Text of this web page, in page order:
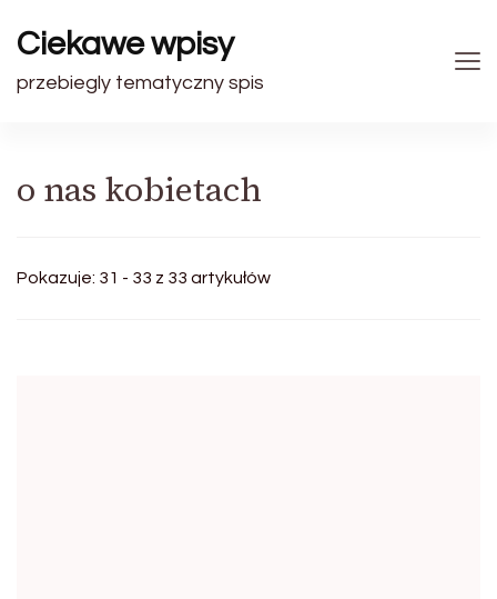
Ciekawe wpisy
przebiegly tematyczny spis
o nas kobietach
Pokazuje: 31 - 33 z 33 artykułów